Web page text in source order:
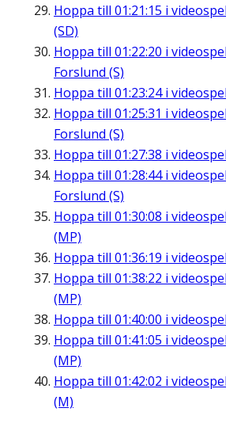
Hoppa till 01:21:15 i
(SD)
Hoppa till 01:22:20 i
Forslund (S)
Hoppa till 01:23:24i
Hoppa till 01:25:31 i
Forslund (S)
Hoppa till 01:27:38 i
Hoppa till 01:28:44i
Forslund (S)
Hoppa till 01:30:08 i
(MP)
Hoppa till 01:36:19 i
Hoppa till 01:38:22 i
(MP)
Hoppa till 01:40:00 i
Hoppa till 01:41:05 i
(MP)
Hoppa till 01:42:02 i
(M)